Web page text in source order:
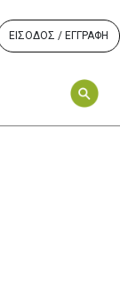
ΕΙΣΟΔΟΣ / ΕΓΓΡΑΦΗ